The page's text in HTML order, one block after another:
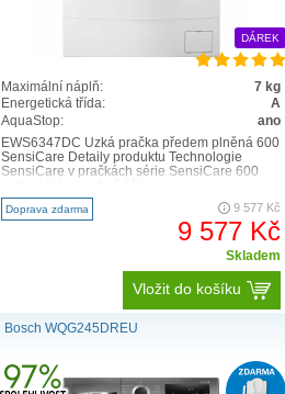
DÁREK
Maximální náplň:
7 kg
Energetická třída:
A
AquaStop:
ano
EWS6347DC Úzká pračka předem plněná 600
SensiCare Detaily produktu Technologie
SensiCare v pračkách série SensiCare 600
Doprava zdarma 9 577 Kč
9 577 Kč
Skladem
Vložit do košíku
Bosch WQG245DREU